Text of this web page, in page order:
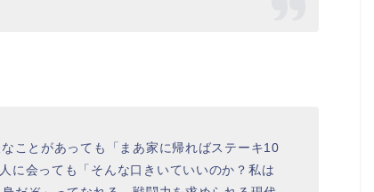
ことがあっても「まあ家に帰ればステーキ10
に会っても「そんな口きいていいのか？私は